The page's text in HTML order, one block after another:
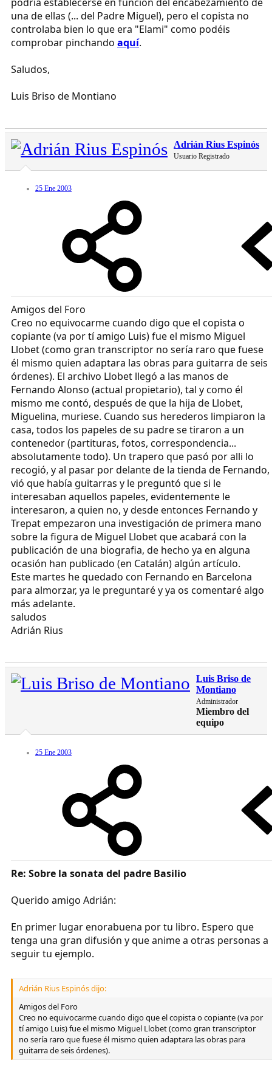
una de ellas (... del Padre Miguel), pero el copista no
controlaba bien lo que era "Elami" como podéis
comprobar pinchando aquí.
Saludos,
Luis Briso de Montiano
Adrián Rius Espinós
Usuario Registrado
25 Ene 2003
Amigos del Foro
Creo no equivocarme cuando digo que el copista o
copiante (va por tí amigo Luis) fue el mismo Miguel
Llobet (como gran transcriptor no sería raro que fuese
él mismo quien adaptara las obras para guitarra de seis
órdenes). El archivo Llobet llegó a las manos de
Fernando Alonso (actual propietario), tal y como él
mismo me contó, después de que la hija de Llobet,
Miguelina, muriese. Cuando sus herederos limpiaron la
casa, todos los papeles de su padre se tiraron a un
contenedor (partituras, fotos, correspondencia...
absolutamente todo). Un trapero que pasó por alli lo
recogió, y al pasar por delante de la tienda de Fernando,
vió que había guitarras y le preguntó que si le
interesaban aquellos papeles, evidentemente le
interesaron, a quien no, y desde entonces Fernando y
Trepat empezaron una investigación de primera mano
sobre la figura de Miguel Llobet que acabará con la
publicación de una biografia, de hecho ya en alguna
ocasión han publicado (en Catalán) algún artículo.
Este martes he quedado con Fernando en Barcelona
para almorzar, ya le preguntaré y ya os comentaré algo
más adelante.
saludos
Adrián Rius
Luis Briso de
Montiano
Administrador
Miembro del
equipo
25 Ene 2003
Re: Sobre la sonata del padre Basilio
Querido amigo Adrián:
En primer lugar enorabuena por tu libro. Espero que
tenga una gran difusión y que anime a otras personas a
seguir tu ejemplo.
Adrián Rius Espinós dijo:
Amigos del Foro
Creo no equivocarme cuando digo que el copista o copiante (va por
tí amigo Luis) fue el mismo Miguel Llobet (como gran transcriptor
no sería raro que fuese él mismo quien adaptara las obras para
guitarra de seis órdenes).